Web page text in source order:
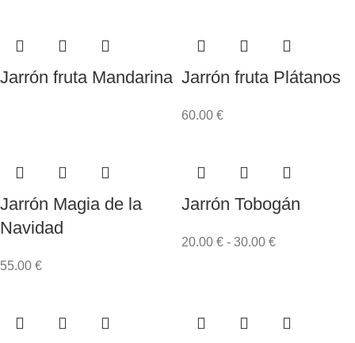
Jarrón fruta Mandarina Jarrón fruta Plátanos
60.00 €
Jarrón Magia de la
Navidad
55.00 €
Jarrón Tobogán
20.00 € - 30.00 €